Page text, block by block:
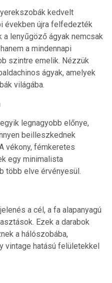
kedvelt
években újra felfedezték
a lenyűgöző ágyak nemcsak
a mindennapi
szintre emelik. Nézzük
ágyak, amelyek
világába.
legnagyobb előnye,
beilleszkednek
vékony, fémkeretes
egy minimalista
több elve érvényesül.
a cél, a fa alapanyagú
Ezek a darabok
a hálószobába,
vintage hatású felületekkel